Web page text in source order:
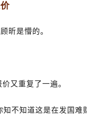
昕是懵的。
又重复了一遍。
不知道这是在发国难